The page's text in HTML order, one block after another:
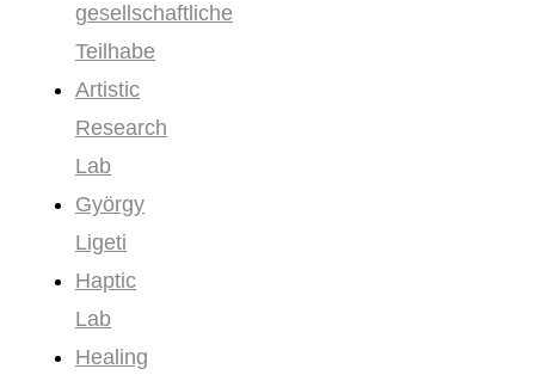
gesellschaftliche
Teilhabe
Artistic
Research
Lab
György
Ligeti
Haptic
Lab
Healing